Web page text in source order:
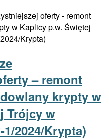
– remont
krypty w
Trójcy w
2024/Krypta)